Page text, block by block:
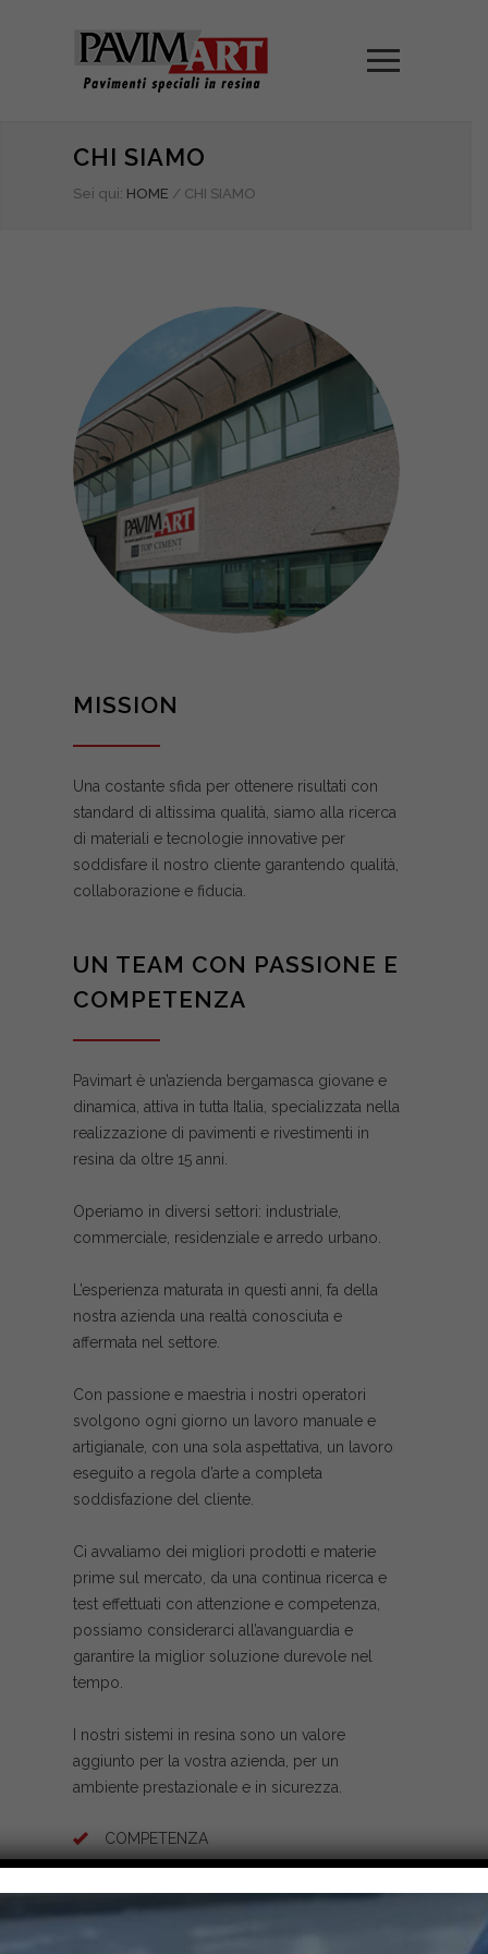
CHI SIAMO
Sei qui: HOME / CHI SIAMO
MISSION
Una costante sfida per ottenere risultati con
standard di altissima qualità, siamo alla ricerca
di materiali e tecnologie innovative per
soddisfare il nostro cliente garantendo qualità,
collaborazione e fiducia.
UN TEAM CON PASSIONE E
COMPETENZA
Pavimart è un’azienda bergamasca giovane e
dinamica, attiva in tutta Italia, specializzata nella
realizzazione di pavimenti e rivestimenti in
resina da oltre 15 anni.
Operiamo in diversi settori: industriale,
commerciale, residenziale e arredo urbano.
L’esperienza maturata in questi anni, fa della
nostra azienda una realtà conosciuta e
affermata nel settore.
Con passione e maestria i nostri operatori
svolgono ogni giorno un lavoro manuale e
artigianale, con una sola aspettativa, un lavoro
eseguito a regola d’arte a completa
soddisfazione del cliente.
Ci avvaliamo dei migliori prodotti e materie
prime sul mercato, da una continua ricerca e
test effettuati con attenzione e competenza,
possiamo considerarci all’avanguardia e
garantire la miglior soluzione durevole nel
tempo.
I nostri sistemi in resina sono un valore
aggiunto per la vostra azienda, per un
ambiente prestazionale e in sicurezza.
COMPETENZA
SERVIZIO